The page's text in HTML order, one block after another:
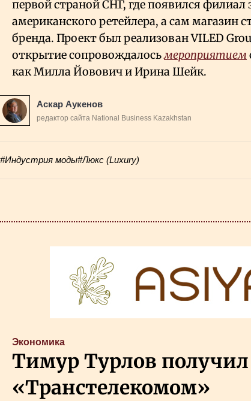
первой страной СНГ, где появился филиал
американского ретейлера, а сам магазин
бренда. Проект был реализован VILED
открытие сопровождалосьмероприятием
как Милла Йовович и Ирина Шейк.
Аскар Аукенов
редактор сайта National Business Kazakhstan
#Индустрия моды#Люкс (Luxury)
Экономика
Тимур Турлов
«Транстелекомом»